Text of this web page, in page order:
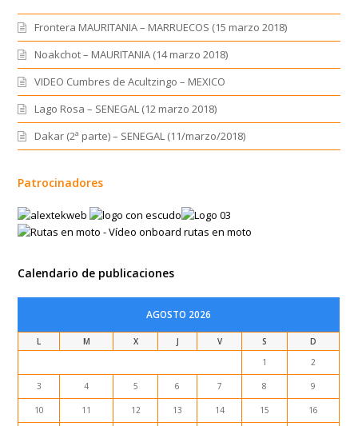
Frontera MAURITANIA – MARRUECOS (15 marzo 2018)
Noakchot – MAURITANIA (14 marzo 2018)
VIDEO Cumbres de Acultzingo – MEXICO
Lago Rosa – SENEGAL (12 marzo 2018)
Dakar (2ª parte) – SENEGAL (11/marzo/2018)
Patrocinadores
Calendario de publicaciones
AGOSTO 2026
L M X J V S
D
1
2
3 4 5 6 7 8 9
10 11 12 13 14 15 16